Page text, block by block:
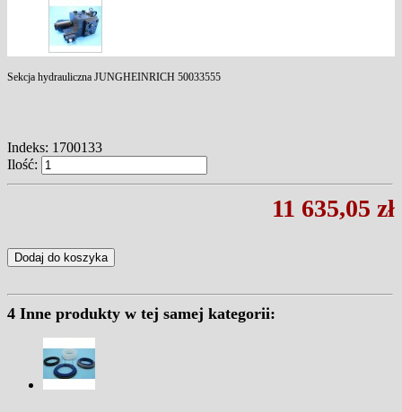
Sekcja hydrauliczna JUNGHEINRICH 50033555
Indeks: 1700133
Ilość:
11 635,05 zł
Dodaj do koszyka
4 Inne produkty w tej samej kategorii: